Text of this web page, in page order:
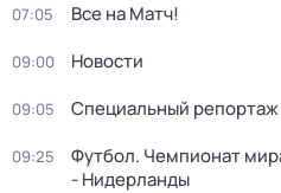
07:05 Все на Матч!
09:00 Новости
09:05 Специальный репортаж
09:25
Футбол. Чемпионат
- Нидерланды